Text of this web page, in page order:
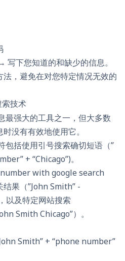
下您知道的和缺少的信息。
，避免在对您特定情况无效的
技术
最强大的工具之一，但大多数
没有有效地使用它。
包括使用引号搜索确切短语（”
+ “Chicago”)。
果（”John Smith” -
以及特定网站搜索
Smith Chicago”）。
Smith” + “phone number”